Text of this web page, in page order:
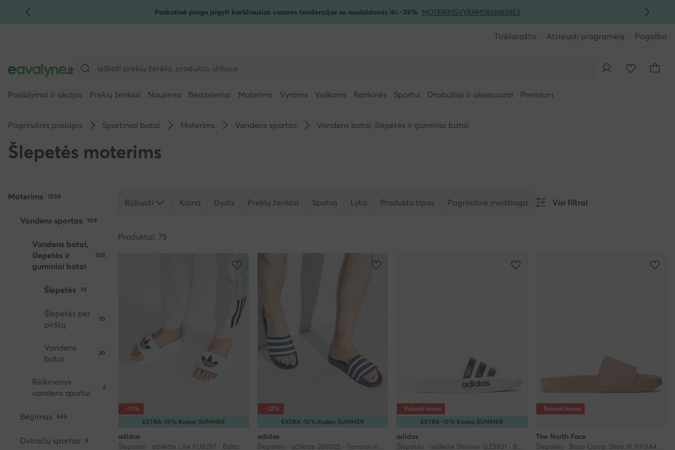
PEREITI PRIE PAGRINDINIO TURINIOPaskutinė proga įsigyti karščiausias vasaros tendencijas su nuolaidomis iki -35% MOTERIMSVYRAMSRANKINĖS
Tinklaraštis Atsisiųsti programėlę Pagalba
Pasiūlymai ir akcijos Prekių ženklai Naujiena Bestseleriai Moterims Vyrams Vaikams Rankinės Sportui Drabužiai ir aksesuarai Premium
Pagrindinis puslapis Sportiniai batai Moterims Vandens sportas Vandens batai, šlepetės ir guminiai batai
Šlepetės moterims
MoterimsProduktų skaičius:
1530
Vandens sportasProduktų skaičius:
109
Vandens batai,
šlepetės ir
guminiai batai
Produktų skaičius:
105
ŠlepetėsProduktų skaičius:
75
Šlepetės per
pirštą
Produktų skaičius:
10
Vandens
batai
Produktų skaičius:
20
Reikmenys
vandens sportui
Produktų skaičius:
2
Bėgimas Produktų skaičius:
643
Dviračių sportas Produktų skaičius:
5
Rūšiuoti Kaina Dydis Prekių ženklai Spalva Lytis Produkto tipas Pagrindinė medžiaga Visi filtrai
Produktai: 75
EXTRA -15% Kodas: SUMMER
-17%
adidas
Šlepetės · adilette Lite FU8297 · Balta
EXTRA -15% Kodas: SUMMER
-22%
adidas
Šlepetės · adilette 288022 · Tamsiai mėlyna
EXTRA -15% Kodas: SUMMER
Palanki kaina
adidas
Šlepetės · adilette Shower GZ5921 · Balta
Palanki kaina
The North Face
Šlepetės · Base Camp Slide III NF0A4T2SZ1P1 · Rožinė